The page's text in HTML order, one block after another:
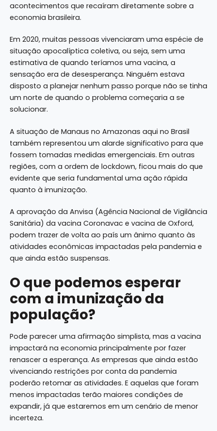
acontecimentos que recaíram diretamente sobre a
economia brasileira.
Em 2020, muitas pessoas vivenciaram uma espécie de
situação apocalíptica coletiva, ou seja, sem uma
estimativa de quando teríamos uma vacina, a
sensação era de desesperança. Ninguém estava
disposto a planejar nenhum passo porque não se tinha
um norte de quando o problema começaria a se
solucionar.
A situação de Manaus no Amazonas aqui no Brasil
também representou um alarde significativo para que
fossem tomadas medidas emergenciais. Em outras
regiões, com a ordem de lockdown, ficou mais do que
evidente que seria fundamental uma ação rápida
quanto à imunização.
A aprovação da Anvisa (Agência Nacional de Vigilância
Sanitária) da vacina Coronavac e vacina de Oxford,
podem trazer de volta ao país um ânimo quanto às
atividades econômicas impactadas pela pandemia e
que ainda estão suspensas.
O que podemos esperar
com a imunização da
população?
Pode parecer uma afirmação simplista, mas a vacina
impactará na economia principalmente por fazer
renascer a esperança. As empresas que ainda estão
vivenciando restrições por conta da pandemia
poderão retomar as atividades. E aquelas que foram
menos impactadas terão maiores condições de
expandir, já que estaremos em um cenário de menor
incerteza.